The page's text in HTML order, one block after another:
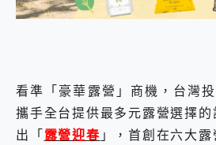
飛利浦 JS7310 ⚡【電急便｜行動儲能救車電源】 可靠的旅行夥伴！帶給您優異的安全性與強大供電效能
動靜皆宜「HUAWEI FreeArc」開放式耳掛耳機，無感配戴! 超穩超服貼，音質、通話也很優質
好玩好拍 vivo V50 ~ 口袋裡的 Zeiss 潮流攝影棚!
25種洗烘模式一機搞定! Roborock 衣莉莎白 H1 Neo分子篩洗脫烘 AI 滾筒洗衣機
看準「豪華露營」商機，台灣
攜手全台提供最多元露營選擇
出「露營迎春 」，首創在六大